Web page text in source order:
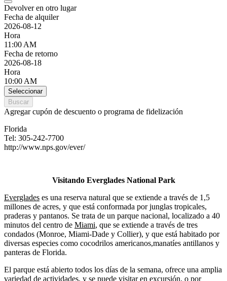
Devolver en otro lugar
Fecha de alquiler
2026-08-12
Hora
11:00 AM
Fecha de retorno
2026-08-18
Hora
10:00 AM
Seleccionar
Buscar
Agregar cupón de descuento o programa de fidelización
Florida
Tel: 305-242-7700
http://www.nps.gov/ever/
Visitando Everglades National Park
Everglades es una reserva natural que se extiende a través de 1,5
millones de acres, y que está conformada por junglas tropicales,
praderas y pantanos. Se trata de un parque nacional, localizado a 40
minutos del centro de Miami, que se extiende a través de tres
condados (Monroe, Miami-Dade y Collier), y que está habitado por
diversas especies como cocodrilos americanos,manatíes antillanos y
panteras de Florida.
El parque está abierto todos los días de la semana, ofrece una amplia
variedad de actividades, y se puede visitar en excursión, o por